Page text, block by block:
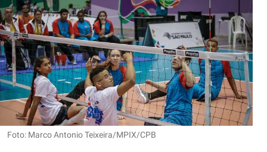
Foto: Marco Antonio Teixeira/MPIX/CPB